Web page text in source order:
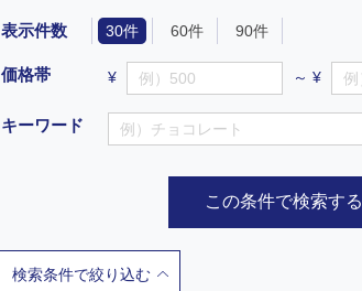
表示件数 30件 60件 90件
価格帯 ¥ ～ ¥
キーワード
この条件で検索する
検索条件で絞り込む